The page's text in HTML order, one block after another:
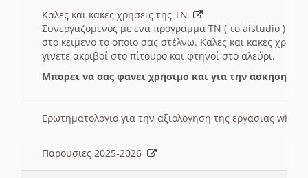
Καλες και κακες χρησεις της ΤΝ
Συνεργαζομενος με ενα προγραμμα ΤΝ ( το aistudio ) και
στο κειμενο το οποιο σας στέλνω. Καλες και κακες
γινετε ακριβοί στο πίτουρο και φτηνοί στο αλεύρι.
Μπορει να σας φανει χρησιμο και για την ασκηση
Ερωτηματολογιο για την αξιολογηση της εργασιας wiki
Παρουσιες 2025-2026